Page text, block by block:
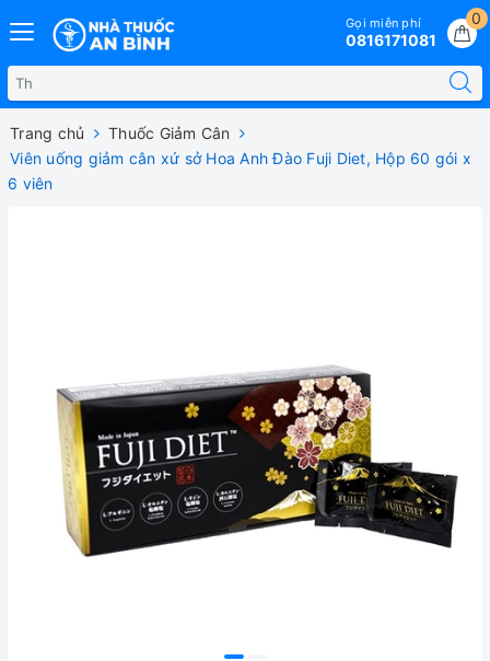
0
Gọi miễn phí
0816171081
Trang chủ
Thuốc Giảm Cân
Viên uống giảm cân xứ sở Hoa Anh Đào Fuji Diet, Hộp 60 gói x
6 viên